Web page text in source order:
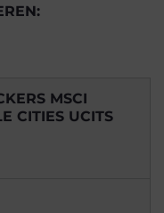
MSCI
CITIES UCITS